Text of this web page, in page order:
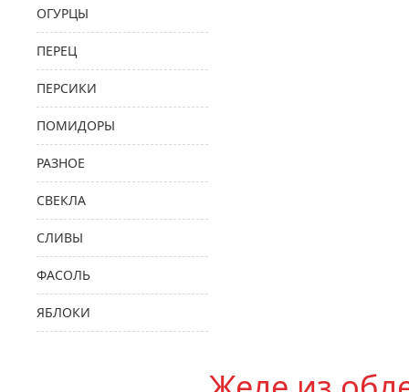
ОГУРЦЫ
ПЕРЕЦ
ПЕРСИКИ
ПОМИДОРЫ
РАЗНОЕ
СВЕКЛА
СЛИВЫ
ФАСОЛЬ
ЯБЛОКИ